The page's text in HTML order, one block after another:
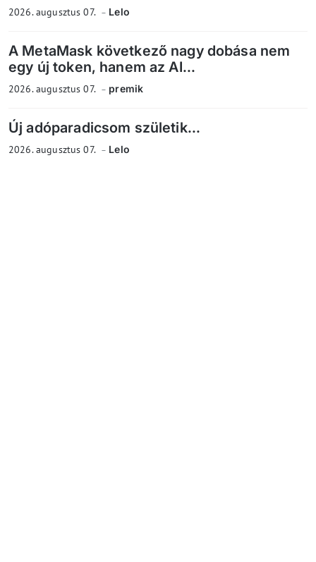
2026. augusztus 07. Lelo
A MetaMask következő nagy dobása nem
egy új token, hanem az AI...
2026. augusztus 07. premik
Új adóparadicsom születik...
2026. augusztus 07. Lelo